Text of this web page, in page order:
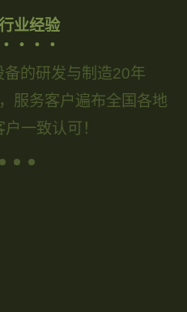
业经验
的研发与制造20年
服务客户遍布全国各地
一致认可！